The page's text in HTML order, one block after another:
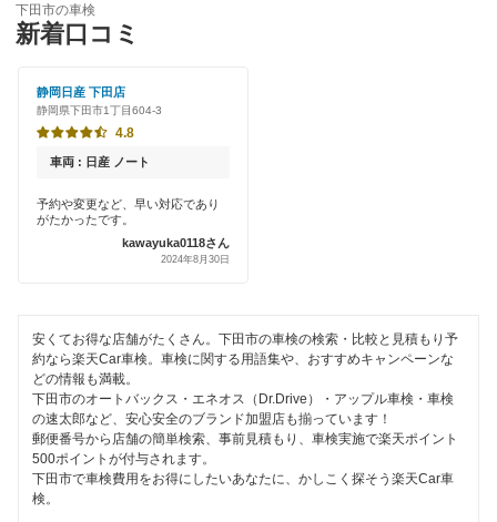
伊豆の国市
磐田市
御前崎市
掛川市
湖西市
御殿場市
島田市
周智郡
土日祝OK
代車あり
引取り・納車あり
ハイブリッド車OK
整備保証
1級整備士在籍
コンピューター診断
下田市の車検
新着口コミ
静岡日産 下田店
静岡県下田市1丁目604-3
4.8
車両 : 日産 ノート
予約や変更など、早い対応であり
がたかったです。
kawayuka0118さん
2024年8月30日
安くてお得な店舗がたくさん。下田市の車検の検索・比較と見積もり予
約なら楽天Car車検。車検に関する用語集や、おすすめキャンペーンな
どの情報も満載。
下田市のオートバックス・エネオス（Dr.Drive）・アップル車検・車検
の速太郎など、安心安全のブランド加盟店も揃っています！
郵便番号から店舗の簡単検索、事前見積もり、車検実施で楽天ポイント
500ポイントが付与されます。
下田市で車検費用をお得にしたいあなたに、かしこく探そう楽天Car車
検。